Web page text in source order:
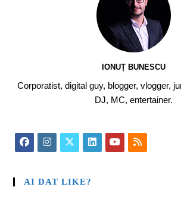
IONUȚ BUNESCU
Corporatist, digital guy, blogger, vlogger,
DJ, MC, entertainer.
AI DAT LIKE?